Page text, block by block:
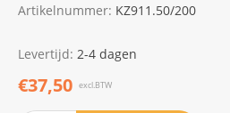
Artikelnummer: KZ911.50/200
Levertijd: 2-4 dagen
€37,50 excl.BTW